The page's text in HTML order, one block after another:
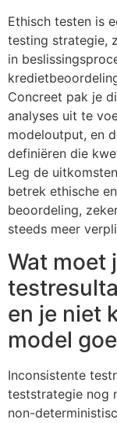
Ethisch testen is
testing strategie,
in
Concreet pak je
analyses uit te
modeloutput, en
definiëren die
Leg de
betrek ethische
beoordeling,
steeds meer
Wat moet
en je niet
model
Inconsistente
teststrategie nog
non-